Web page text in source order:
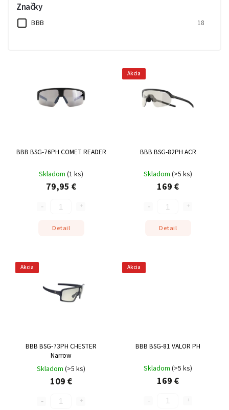
Značky
BBB 18
BBB BSG-76PH COMET READER
Skladom (1 ks)
79,95 €
Detail
Akcia
BBB BSG-82PH ACR
Skladom (>5 ks)
169 €
Detail
Akcia
BBB BSG-73PH CHESTER
Narrow
Skladom (>5 ks)
109 €
Akcia
BBB BSG-81 VALOR PH
Skladom (>5 ks)
169 €